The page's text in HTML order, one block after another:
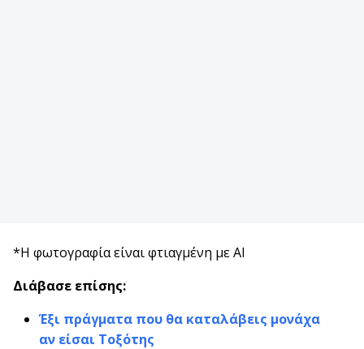
*Η φωτογραφία είναι φτιαγμένη με AI
Διάβασε επίσης:
Έξι πράγματα που θα καταλάβεις μονάχα
αν είσαι Τοξότης